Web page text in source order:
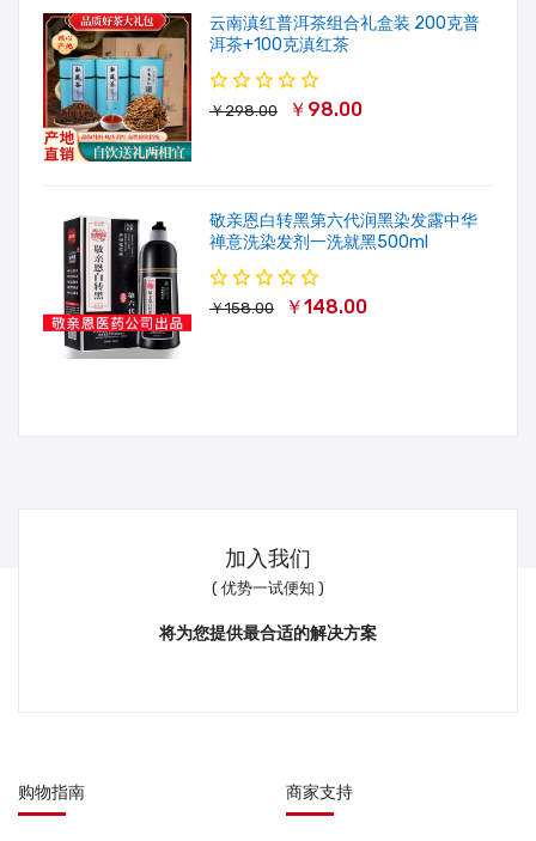
云南滇红普洱茶组合礼盒装 200克普
洱茶+100克滇红茶
￥298.00 ￥98.00
敬亲恩白转黑第六代润黑染发露中华
禅意洗染发剂一洗就黑500ml
￥158.00 ￥148.00
加入我们
( 优势一试便知 )
将为您提供最合适的解决方案
购物指南 商家支持